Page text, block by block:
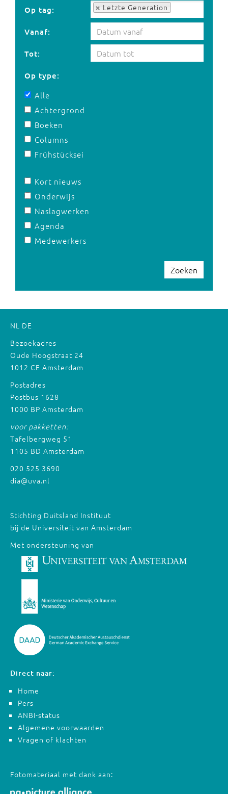
Op tag: Letzte Generation
Op tag:
Vanaf:
Tot:
Op type:
Alle
Achtergrond
Boeken
Columns
Frühstücksei
Kort nieuws
Onderwijs
Naslagwerken
Agenda
Medewerkers
Zoeken
NL DE
Bezoekadres
Oude Hoogstraat 24
1012 CE Amsterdam
Postadres
Postbus 1628
1000 BP Amsterdam
voor pakketten:
Tafelbergweg 51
1105 BD Amsterdam
020 525 3690
dia@uva.nl
Stichting Duitsland Instituut
bij de Universiteit van Amsterdam
Met ondersteuning van
Direct naar:
Home
Pers
ANBI-status
Algemene voorwaarden
Vragen of klachten
Fotomateriaal met dank aan: